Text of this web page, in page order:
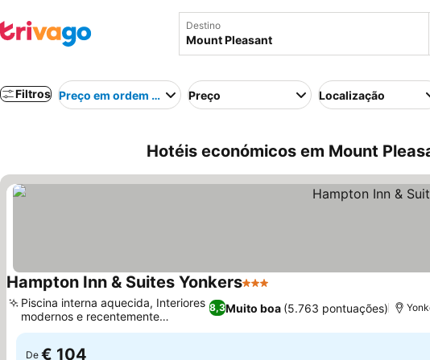
Destino
Filtros Preço em ordem crescentePreço Localização
Hotéis económicos em Mount
Hampton Inn & Suites Yonkers3 Estrelas
8,3Muito boa (5.763 pontuações)
Piscina interna aquecida, Interiores
modernos e recentemente
renovados
De € 104